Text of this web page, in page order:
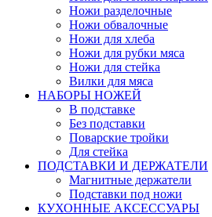
Ножи разделочные
Ножи обвалочные
Ножи для хлеба
Ножи для рубки мяса
Ножи для стейка
Вилки для мяса
НАБОРЫ НОЖЕЙ
В подставке
Без подставки
Поварские тройки
Для стейка
ПОДСТАВКИ И ДЕРЖАТЕЛИ
Магнитные держатели
Подставки под ножи
КУХОННЫЕ АКСЕССУАРЫ